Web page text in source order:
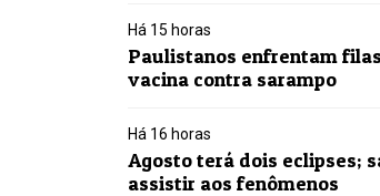
Há 15 horas
Paulistanos enfrentam
vacina contra sarampo
Há 16 horas
Agosto terá dois eclipses;
assistir aos fenômenos